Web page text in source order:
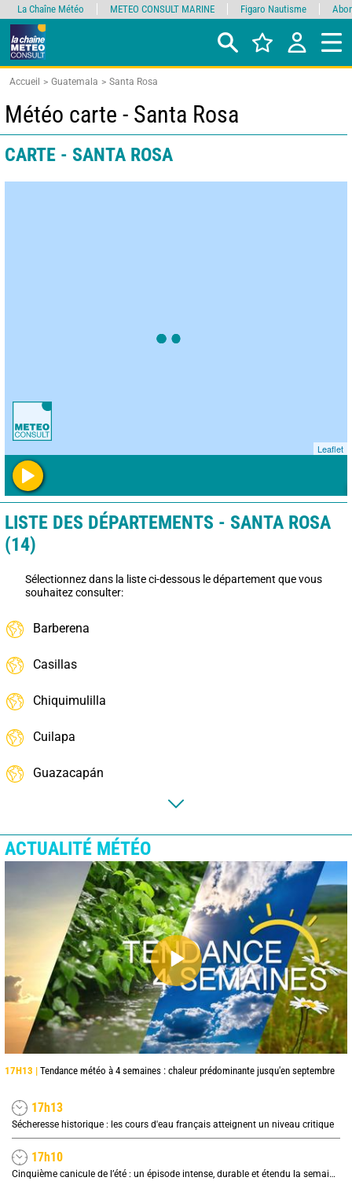
Accueil Guatemala Santa Rosa
Météo carte - Santa Rosa
CARTE - SANTA ROSA
Leaflet
LISTE DES DÉPARTEMENTS - SANTA ROSA
(14)
Sélectionnez dans la liste ci-dessous le département que vous
souhaitez consulter:
Barberena
Casillas
Chiquimulilla
Cuilapa
Guazacapán
ACTUALITÉ MÉTÉO
17H13 | Tendance météo à 4 semaines : chaleur prédominante jusqu'en septembre
17h13
Sécheresse historique : les cours d'eau français atteignent un niveau critique
17h10
Cinquième canicule de l’été : un épisode intense, durable et étendu la semaine prochaine
La Chaîne Météo METEO CONSULT MARINE Figaro Nautisme